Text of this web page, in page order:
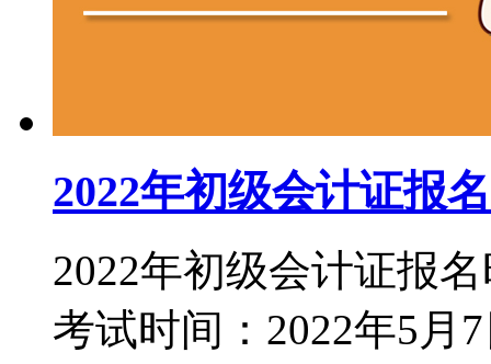
2022年初级会计证报
2022年初级会计证报
考试时间：2022年5月